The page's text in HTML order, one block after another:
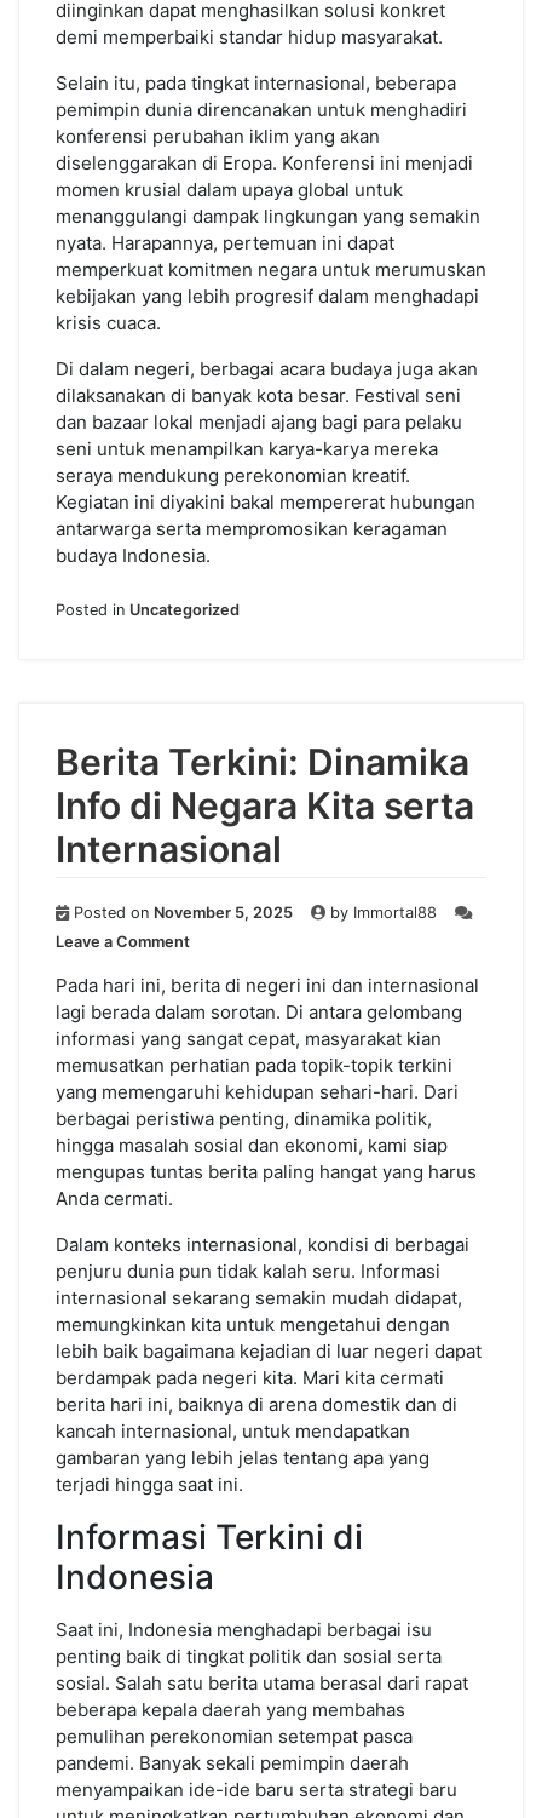
diinginkan dapat menghasilkan solusi konkret
demi memperbaiki standar hidup masyarakat.
Selain itu, pada tingkat internasional, beberapa
pemimpin dunia direncanakan untuk menghadiri
konferensi perubahan iklim yang akan
diselenggarakan di Eropa. Konferensi ini menjadi
momen krusial dalam upaya global untuk
menanggulangi dampak lingkungan yang semakin
nyata. Harapannya, pertemuan ini dapat
memperkuat komitmen negara untuk merumuskan
kebijakan yang lebih progresif dalam menghadapi
krisis cuaca.
Di dalam negeri, berbagai acara budaya juga akan
dilaksanakan di banyak kota besar. Festival seni
dan bazaar lokal menjadi ajang bagi para pelaku
seni untuk menampilkan karya-karya mereka
seraya mendukung perekonomian kreatif.
Kegiatan ini diyakini bakal mempererat hubungan
antarwarga serta mempromosikan keragaman
budaya Indonesia.
Posted in Uncategorized
Berita Terkini: Dinamika
Info di Negara Kita serta
Internasional
Posted on November 5, 2025 by Immortal88
Leave a Commenton
Terkini:
Dinamika
di
Negara
Kita
serta
Internasional
Pada hari ini, berita di negeri ini dan internasional
lagi berada dalam sorotan. Di antara gelombang
informasi yang sangat cepat, masyarakat kian
memusatkan perhatian pada topik-topik terkini
yang memengaruhi kehidupan sehari-hari. Dari
berbagai peristiwa penting, dinamika politik,
hingga masalah sosial dan ekonomi, kami siap
mengupas tuntas berita paling hangat yang harus
Anda cermati.
Dalam konteks internasional, kondisi di berbagai
penjuru dunia pun tidak kalah seru. Informasi
internasional sekarang semakin mudah didapat,
memungkinkan kita untuk mengetahui dengan
lebih baik bagaimana kejadian di luar negeri dapat
berdampak pada negeri kita. Mari kita cermati
berita hari ini, baiknya di arena domestik dan di
kancah internasional, untuk mendapatkan
gambaran yang lebih jelas tentang apa yang
terjadi hingga saat ini.
Informasi Terkini di
Indonesia
Saat ini, Indonesia menghadapi berbagai isu
penting baik di tingkat politik dan sosial serta
sosial. Salah satu berita utama berasal dari rapat
beberapa kepala daerah yang membahas
pemulihan perekonomian setempat pasca
pandemi. Banyak sekali pemimpin daerah
menyampaikan ide-ide baru serta strategi baru